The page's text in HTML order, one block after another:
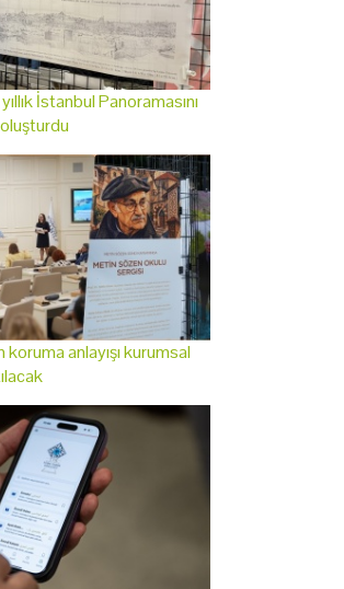
İstanbul Panoramasını
anlayışı kurumsal